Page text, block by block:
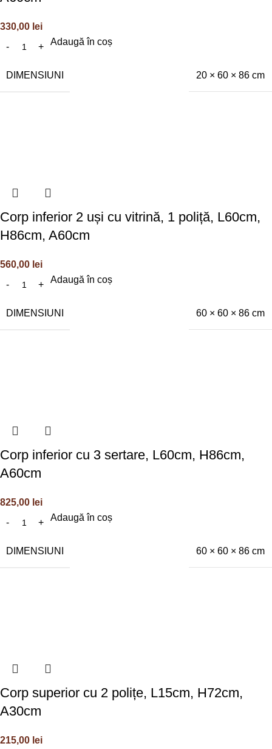
330,00 lei
Adaugă în coș
DIMENSIUNI 20 × 60 × 86 cm
Corp inferior 2 uși cu vitrină, 1 poliță, L60cm,
H86cm, A60cm
560,00 lei
Adaugă în coș
DIMENSIUNI 60 × 60 × 86 cm
Corp inferior cu 3 sertare, L60cm, H86cm,
A60cm
825,00 lei
Adaugă în coș
DIMENSIUNI 60 × 60 × 86 cm
Corp superior cu 2 polițe, L15cm, H72cm,
A30cm
215,00 lei